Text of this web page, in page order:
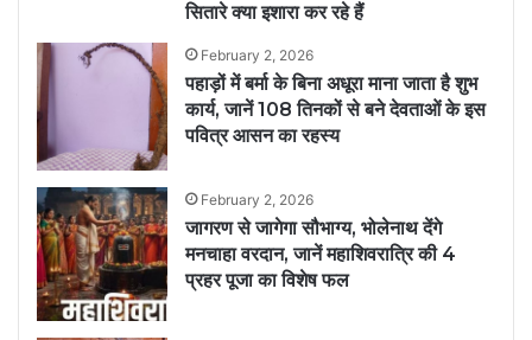
सितारे क्या इशारा कर रहे हैं
February 2, 2026
पहाड़ों में बर्मा के बिना अधूरा माना जाता है शुभ
कार्य, जानें 108 तिनकों से बने देवताओं के इस
पवित्र आसन का रहस्य
February 2, 2026
जागरण से जागेगा सौभाग्य, भोलेनाथ देंगे
मनचाहा वरदान, जानें महाशिवरात्रि की 4
प्रहर पूजा का विशेष फल